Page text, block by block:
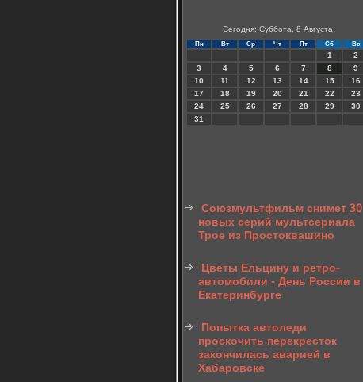
Сегодня: Суббота, 8 Августа
Пн Вт Ср Чт Пт Сб Вс
1
2
3
4 5 6 7 8
9
10
11 12 13 14 15
16
17
18 19 20 21 22
23
24
25 26 27 28 29
30
31
Союзмультфильм снимет 30
новых серий мультсериала
Трое из Простоквашино
Цветы Ельцину и ретро-
автомобили - День России в
Екатеринбурге
Попытка автоледи
проскочить перекресток
закончилась аварией в
Хабаровске